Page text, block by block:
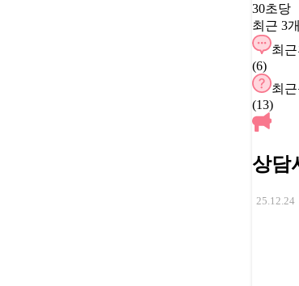
30초당
최근 3
최근
(6)
최근
(13)
상담
25.12.24